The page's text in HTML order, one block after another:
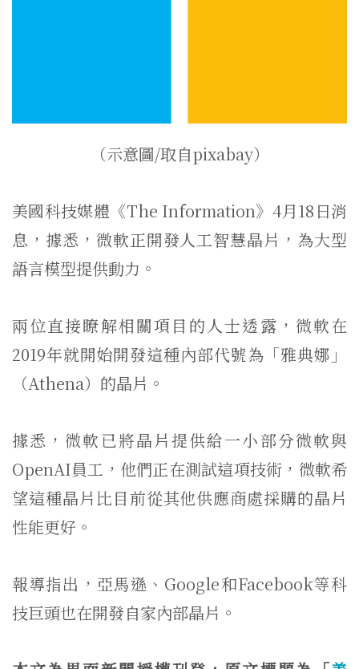
（示意圖/取自pixabay）
美國科技媒體《The Information》4月18日消
息，據悉，微軟正開發人工智慧晶片，為大型
語言模型提供動力。
兩位直接瞭解相關項目的人士透露，微軟在
2019年就開始開發這種內部代號為「雅典娜」
（Athena）的晶片。
據悉，微軟已將晶片提供給一小部分微軟與
OpenAI員工，他們正在測試這項技術，微軟希
望這種晶片比目前從其他供應商處採購的晶片
性能更好。
報導指出，亞馬遜、Google和Facebook等科
技巨頭也在開發自家內部晶片。